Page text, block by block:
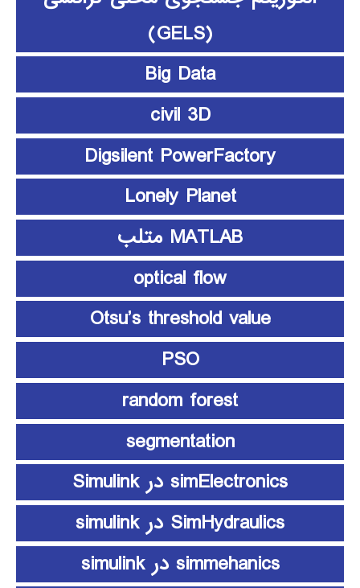
(GELS)
Big Data
civil 3D
Digsilent PowerFactory
Lonely Planet
MATLAB متلب
optical flow
Otsu’s threshold value
PSO
random forest
segmentation
simElectronics در Simulink
SimHydraulics در simulink
simmehanics در simulink